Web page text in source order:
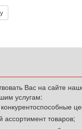
Вас на сайте
услугам:
товаров;